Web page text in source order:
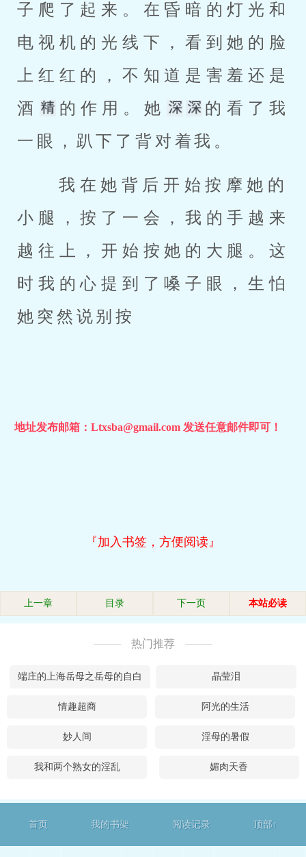
子爬了起来。在昏暗的灯光和
电视机的光线下，看到她的脸
上红红的，不知道是害羞还是
酒
的作用。她
的看了我
一眼，趴下了背对着我。
小腿，按了一会，我的手越来
越往上，开始按她的大腿。这
时我的心提到了嗓子眼，生怕
她突然说别按
地址发布邮箱：Ltxsba@gmail.com 发送任意邮件即可！
『加入书签，方便阅读』
上一章 目录 下一页 本站必读
热门推荐
端庄的上海岳母之岳母的自白 晶莹泪
情趣超商 阿光的生活
妙人间 淫母的暑假
我和两个熟女的淫乱 媚肉天香
首页 我的书架 阅读记录 顶部↑